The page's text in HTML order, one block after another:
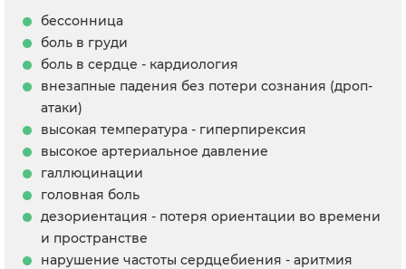
бессонница
боль в груди
боль в сердце - кардиология
внезапные падения без потери сознания (дроп-
атаки)
высокая температура - гиперпирексия
высокое артериальное давление
галлюцинации
головная боль
дезориентация - потеря ориентации во времени
и пространстве
нарушение частоты сердцебиения - аритмия